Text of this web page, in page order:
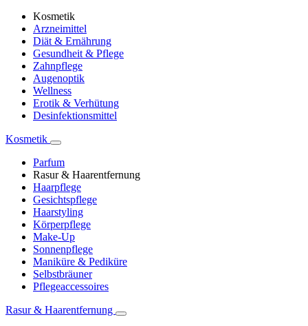
Kosmetik
Arzneimittel
Diät & Ernährung
Gesundheit & Pflege
Zahnpflege
Augenoptik
Wellness
Erotik & Verhütung
Desinfektionsmittel
Kosmetik
Parfum
Rasur & Haarentfernung
Haarpflege
Gesichtspflege
Haarstyling
Körperpflege
Make-Up
Sonnenpflege
Maniküre & Pediküre
Selbstbräuner
Pflegeaccessoires
Rasur & Haarentfernung